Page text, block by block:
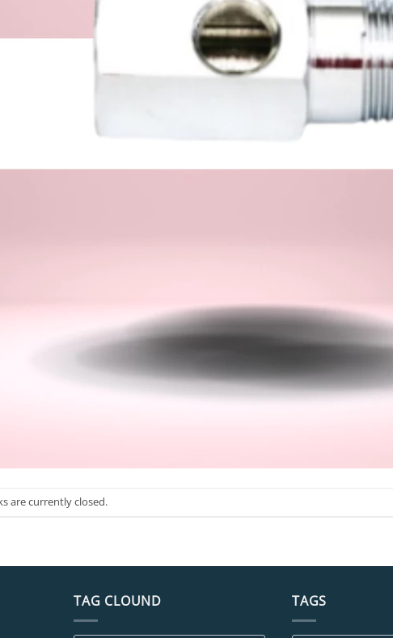
are currently closed.
TAG CLOUND TAGS